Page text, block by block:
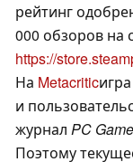
рейтинг
000 обзоров на
https://
На Metacritic
и
журнал PC
Поэтому